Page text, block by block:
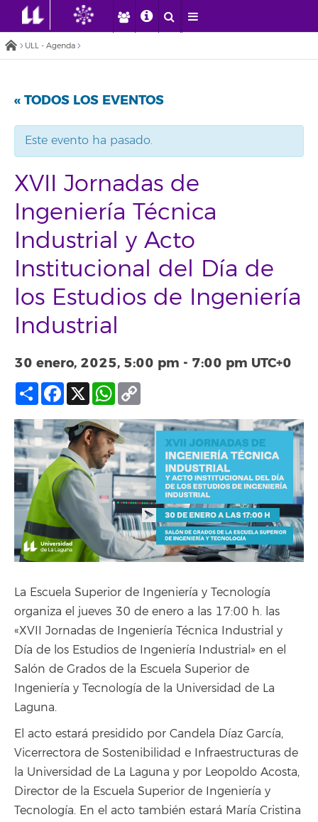
ULL - Agenda
« TODOS LOS EVENTOS
Este evento ha pasado.
XVII Jornadas de
Ingeniería Técnica
Industrial y Acto
Institucional del Día de
los Estudios de Ingeniería
Industrial
30 enero, 2025, 5:00 pm - 7:00 pm UTC+0
Compartir
Facebook
X WhatsApp
La Escuela Superior de Ingeniería y Tecnología
organiza el jueves 30 de enero a las 17:00 h. las
«XVII Jornadas de Ingeniería Técnica Industrial y
Día de los Estudios de Ingeniería Industrial» en el
Salón de Grados de la Escuela Superior de
Ingeniería y Tecnología de la Universidad de La
Laguna.
El acto estará presidido por Candela Díaz García,
Vicerrectora de Sostenibilidad e Infraestructuras de
la Universidad de La Laguna y por Leopoldo Acosta,
Director de la Escuela Superior de Ingeniería y
Tecnología. En el acto también estará María Cristina